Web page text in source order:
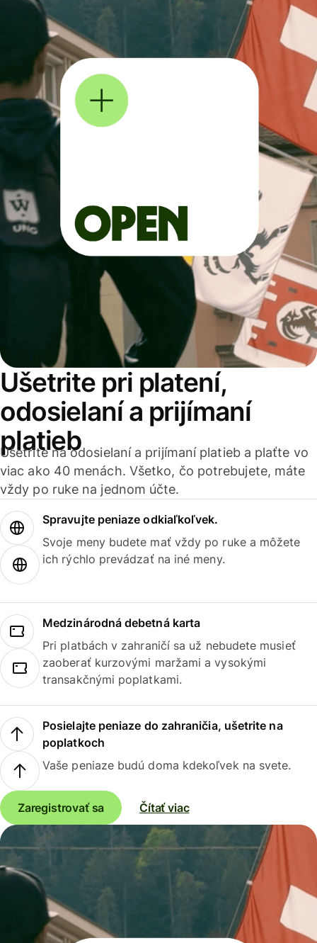
Ušetrite pri platení,
odosielaní a prijímaní
platieb
Ušetrite na odosielaní a prijímaní platieb a plaťte vo
viac ako 40 menách. Všetko, čo potrebujete, máte
vždy po ruke na jednom účte.
Spravujte peniaze odkiaľkoľvek.
Svoje meny budete mať vždy po ruke a môžete
ich rýchlo prevádzať na iné meny.
Medzinárodná debetná karta
Pri platbách v zahraničí sa už nebudete musieť
zaoberať kurzovými maržami a vysokými
transakčnými poplatkami.
Posielajte peniaze do zahraničia, ušetrite na
poplatkoch
Vaše peniaze budú doma kdekoľvek na svete.
Zaregistrovať sa Čítať viac